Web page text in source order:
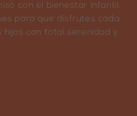
con el bienestar infantil.
para que disfrutes cada
hijos con total serenidad y